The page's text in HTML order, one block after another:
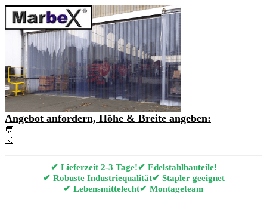
Angebot anfordern, Höhe & Breite angeben:
💬
📐
✔ Lieferzeit 2-3 Tage!✔ Edelstahlbauteile!
✔ Robuste Industriequalität✔ Stapler geeignet
✔ Lebensmittelecht✔ Montageteam